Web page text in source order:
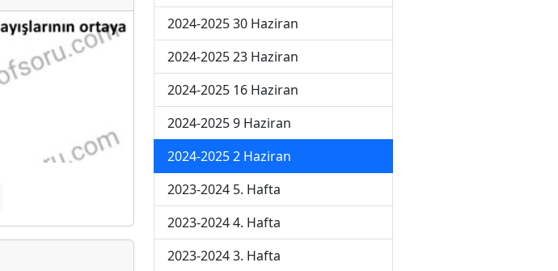
2024-2025 30 Haziran
2024-2025 23 Haziran
2024-2025 16 Haziran
2024-2025 9 Haziran
2024-2025 2 Haziran
2023-2024 5. Hafta
2023-2024 4. Hafta
2023-2024 3. Hafta